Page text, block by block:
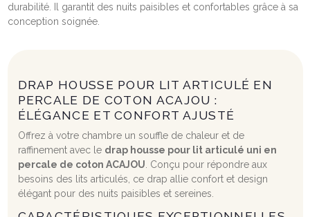
durabilité. Il garantit des nuits paisibles et confortables grâce à sa
conception soignée.
DRAP HOUSSE POUR LIT ARTICULÉ EN
PERCALE DE COTON ACAJOU :
ÉLÉGANCE ET CONFORT AJUSTÉ
Offrez à votre chambre un souffle de chaleur et de
raffinement avec le drap housse pour lit articulé uni en
percale de coton ACAJOU . Conçu pour répondre aux
besoins des lits articulés, ce drap allie confort et design
élégant pour des nuits paisibles et sereines.